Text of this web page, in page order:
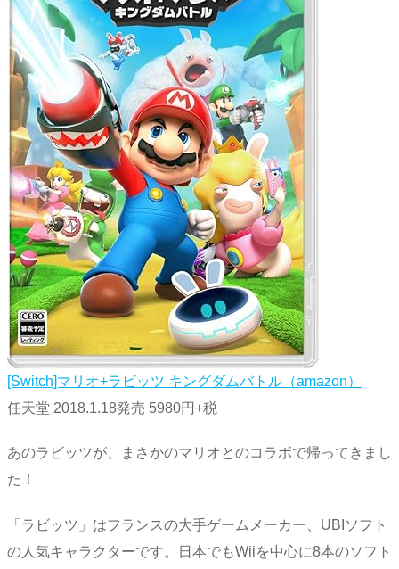
[Switch]マリオ+ラビッツ キングダムバトル（amazon）
任天堂 2018.1.18発売 5980円+税
あのラビッツが、まさかのマリオとのコラボで帰ってきまし
た！
「ラビッツ」はフランスの大手ゲームメーカー、UBIソフト
の人気キャラクターです。日本でもWiiを中心に8本のソフト